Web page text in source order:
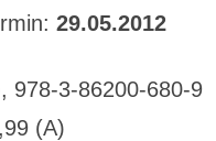
29.05.2012
978-3-86200-680-9
(A)